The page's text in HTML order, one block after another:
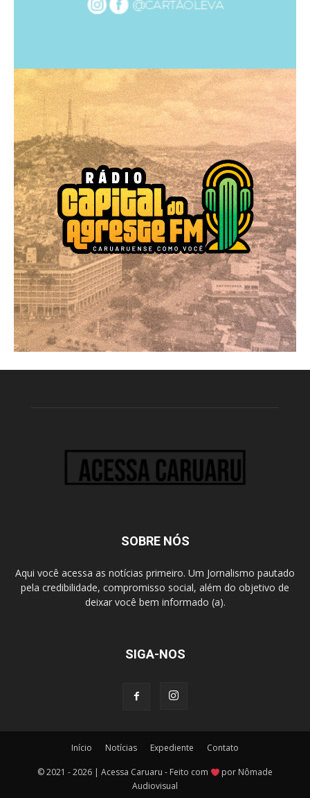
SOBRE NÓS
Aqui você acessa as notícias primeiro. Um Jornalismo pautado
pela credibilidade, compromisso social, além do objetivo de
deixar você bem informado (a).
SIGA-NOS
Início Notícias Expediente Contato
© 2021 - 2026 | Acessa Caruaru - Feito com
por Nômade
Audiovisual